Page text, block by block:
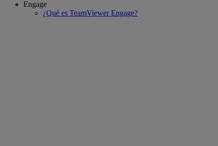
Engage
¿Qué es TeamViewer Engage?